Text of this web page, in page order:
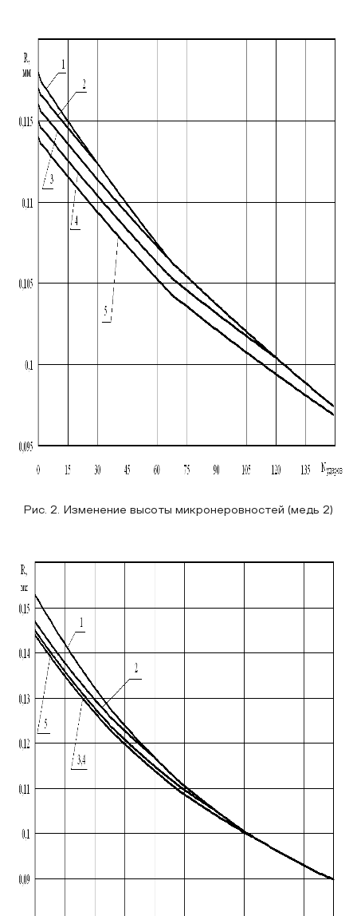
Рис. 2. Изменение высоты микронеровностей (медь 2)